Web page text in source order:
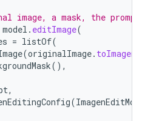
image, a mask, the
model . editImage(
= listOf(
(originalImage.
(),
,
(